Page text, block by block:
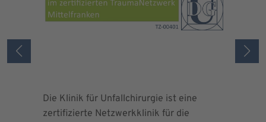
Die Klinik für Unfallchirurgie ist eine
zertifizierte Netzwerkklinik für die